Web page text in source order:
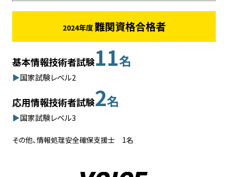
2024年度難関資格合格者
基本情報技術者試験11名
国家試験レベル2
応用情報技術者試験2名
国家試験レベル3
その他、情報処理安全確保支援士 1名